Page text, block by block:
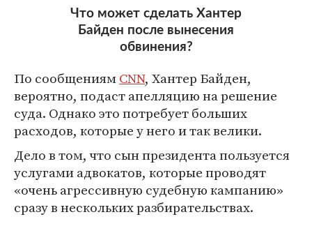
Что может сделать Хантер
Байден после вынесения
обвинения?
По сообщениямCNN, Хантер Байден,
вероятно, подаст апелляцию на решение
суда. Однако это потребует больших
расходов, которые у него и так велики.
Дело в том, что сын президента пользуется
услугами адвокатов, которые проводят
«очень агрессивную судебную кампанию»
сразу в нескольких разбирательствах.